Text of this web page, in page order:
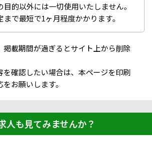
的以外には一切使用いたしません。
で最短で1ヶ月程度かかります。
載期間が過ぎるとサイト上から削除
を確認したい場合は、本ページを印刷
お願いします。
人も見てみませんか？